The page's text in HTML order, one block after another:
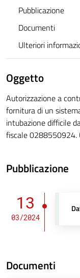
Pubblicazione
Documenti
Ulteriori
Oggetto
Autorizzazione a
fornitura di un
intubazione difficile
fiscale 0288550924.
Pubblicazione
13
03/2024
Documenti